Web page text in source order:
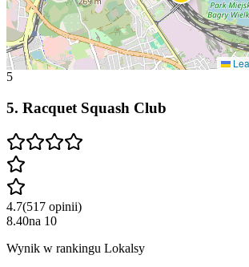
5
5. Racquet Squash Club
4.7(517 opinii)
8.40na 10
Wynik w rankingu Lokalsy